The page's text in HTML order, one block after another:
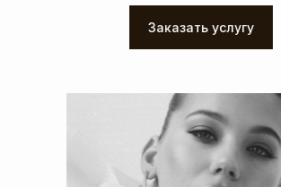
Заказать услугу